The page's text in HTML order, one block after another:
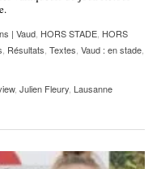
| Vaud HORS STADE HORS
Résultats Textes Vaud : en stade
, Julien Fleury Lausanne